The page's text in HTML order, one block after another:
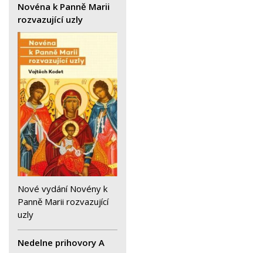
Novéna k Panně Marii
rozvazující uzly
Nové vydání Novény k
Panně Marii rozvazující
uzly
Nedelne prihovory A